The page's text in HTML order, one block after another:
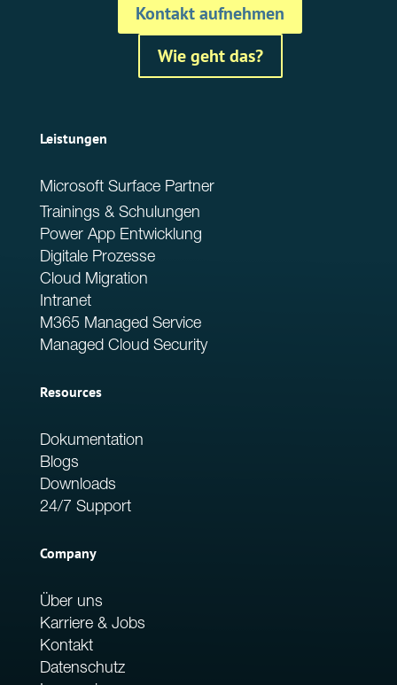
Kontakt aufnehmen
Wie geht das?
Leistungen
Microsoft Surface Partner
Trainings & Schulungen
Power App Entwicklung
Digitale Prozesse
Cloud Migration
Intranet
M365 Managed Service
Managed Cloud Security
Resources
Dokumentation
Blogs
Downloads
24/7 Support
Company
Über uns
Karriere & Jobs
Kontakt
Datenschutz